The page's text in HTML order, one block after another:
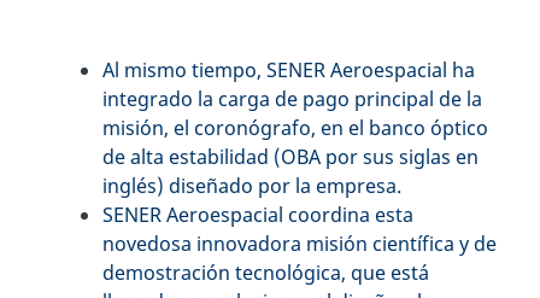
Al mismo tiempo, SENER Aeroespacial ha
integrado la carga de pago principal de la
misión, el coronógrafo, en el banco óptico
de alta estabilidad (OBA por sus siglas en
inglés) diseñado por la empresa.
SENER Aeroespacial coordina esta
novedosa innovadora misión científica y de
demostración tecnológica, que está